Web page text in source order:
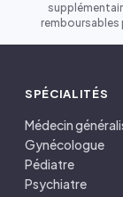
SPÉCIALITÉS
Médecin
Gynécologue
Pédiatre
Psychiatre